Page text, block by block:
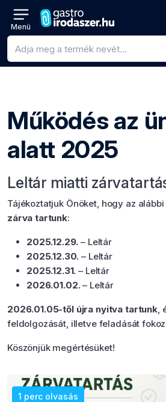
Menü
Termékkeresés
Működés az
alatt 2025
Leltár miatti
Tájékoztatjuk Önöket, hogy az
zárva tartunk:
2025.12.29. – Leltár
2025.12.30. – Leltár
2025.12.31. – Leltár
2026.01.02. – Leltár
2026.01.05-től újra nyitva tartunk,
feldolgozását, illetve feladását
Köszönjük megértésüket!
1 perc olvasás